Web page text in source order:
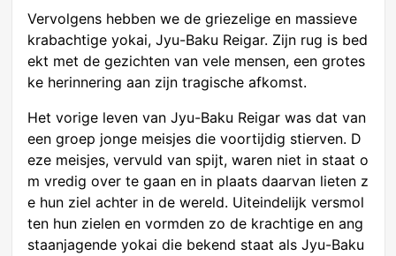
Vervolgens hebben we de griezelige en massieve
krabachtige yokai, Jyu-Baku Reigar. Zijn rug is bed
ekt met de gezichten van vele mensen, een grotes
ke herinnering aan zijn tragische afkomst.
Het vorige leven van Jyu-Baku Reigar was dat van
een groep jonge meisjes die voortijdig stierven. D
eze meisjes, vervuld van spijt, waren niet in staat o
m vredig over te gaan en in plaats daarvan lieten z
e hun ziel achter in de wereld. Uiteindelijk versmol
ten hun zielen en vormden zo de krachtige en ang
staanjagende yokai die bekend staat als Jyu-Baku